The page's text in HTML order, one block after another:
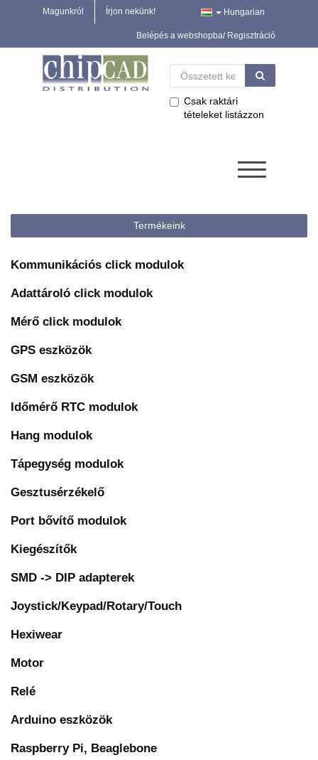
Magunkról Írjon nekünk! Hungarian
Belépés a webshopba/ Regisztráció
Csak raktári
tételeket listázzon
Termékeink
Kommunikációs click modulok
Adattároló click modulok
Mérő click modulok
GPS eszközök
GSM eszközök
Időmérő RTC modulok
Hang modulok
Tápegység modulok
Gesztusérzékelő
Port bővítő modulok
Kiegészítők
SMD -> DIP adapterek
Joystick/Keypad/Rotary/Touch
Hexiwear
Motor
Relé
Arduino eszközök
Raspberry Pi, Beaglebone